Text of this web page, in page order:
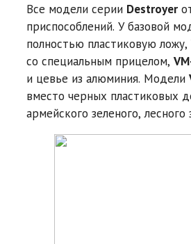
Все модели серии Destroyer
приспособлений. У базовой
полностью пластиковую ложу,
со специальным прицелом,
и цевье из алюминия. Модели
вместо черных пластиковых
армейского зеленого,